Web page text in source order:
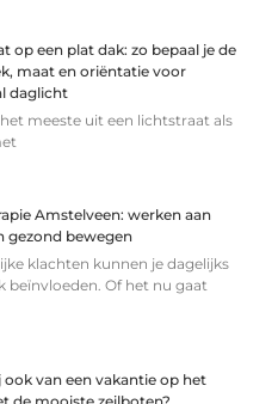
op een plat dak: zo bepaal je de
maat en oriëntatie voor
daglicht
meeste uit een lichtstraat als
Amstelveen: werken aan
gezond bewegen
klachten kunnen je dagelijks
beïnvloeden. Of het nu gaat
van een vakantie op het